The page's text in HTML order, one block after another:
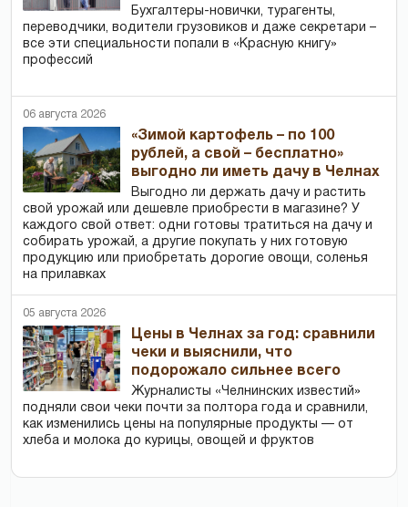
Бухгалтеры-новички, тур­агенты,
переводчики, водители грузовиков и даже секретари –
все эти специальности попали в «Красную книгу»
профессий
06 августа 2026
«Зимой картофель – по 100
рублей, а свой – бесплатно»
выгодно ли иметь дачу в Челнах
Выгодно ли держать дачу и растить
свой урожай или дешевле приобрести в магазине? У
каждого свой ответ: одни готовы тратиться на дачу и
собирать урожай, а другие покупать у них готовую
продукцию или приобретать дорогие овощи, соленья
на прилавках
05 августа 2026
Цены в Челнах за год: сравнили
чеки и выяснили, что
подорожало сильнее всего
Журналисты «Челнинских известий»
подняли свои чеки почти за полтора года и сравнили,
как изменились цены на популярные продукты — от
хлеба и молока до курицы, овощей и фруктов